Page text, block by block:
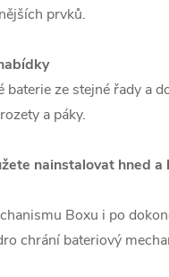
prvků.
baterie ze stejné řady a
a páky.
nainstalovat hned
Boxu i po
chrání bateriový